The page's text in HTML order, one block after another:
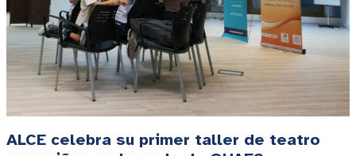
ALCE celebra su primer taller de teatro